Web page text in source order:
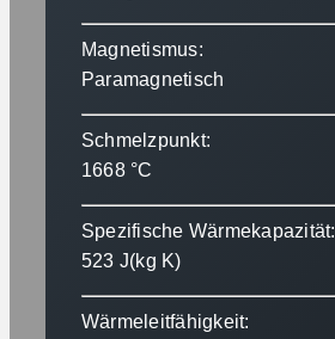
Magnetismus:
Paramagnetisch
Schmelzpunkt:
1668 °C
Spezifische Wärmekapazität:
523 J(kg K)
Wärmeleitfähigkeit: